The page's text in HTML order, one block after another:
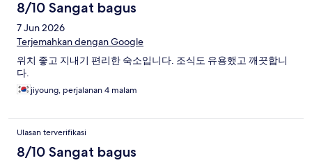
8/10 Sangat bagus
7 Jun 2026
Terjemahkan dengan Google
위치 좋고 지내기 편리한 숙소입니다. 조식도 유용했고 깨끗합니
다.
jiyoung, perjalanan 4 malam
Ulasan terverifikasi
8/10 Sangat bagus